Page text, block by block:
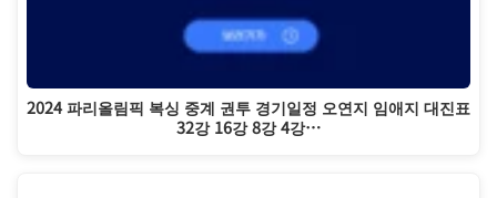
2024 파리올림픽 복싱 중계 권투 경기일정 오연지 임애지 대진표
32강 16강 8강 4강…